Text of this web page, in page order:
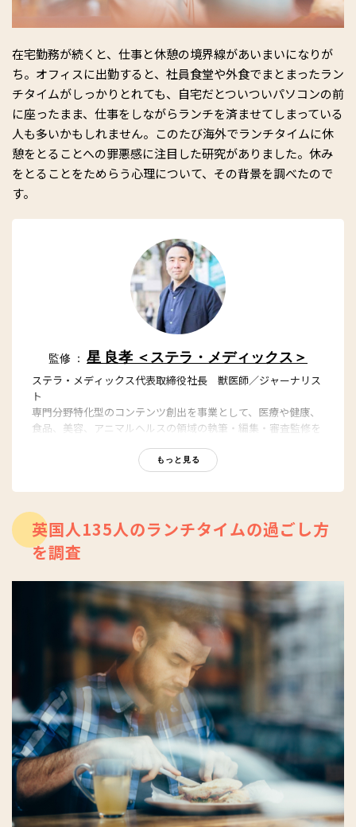
在宅勤務が続くと、仕事と休憩の境界線があいまいになりが
ち。オフィスに出勤すると、社員食堂や外食でまとまったラン
チタイムがしっかりとれても、自宅だとついついパソコンの前
に座ったまま、仕事をしながらランチを済ませてしまっている
人も多いかもしれません。このたび海外でランチタイムに休
憩をとることへの罪悪感に注目した研究がありました。休み
をとることをためらう心理について、その背景を調べたので
す。
監修 ： 星 良孝 ＜ステラ・メディックス＞
ステラ・メディックス代表取締役社長 獣医師／ジャーナリス
ト
専門分野特化型のコンテンツ創出を事業として、医療や健康、
食品、美容、アニマルヘルスの領域の執筆・編集・審査監修を
聞社グループの日経BP社において「日経メディカル」「日経バ
イオテク」「日経ビジネス」の編集者、記者を務めた後、医療
ポータルサイト最大手のエムスリーなどを経て、2017年に会社
信。
YouTube：
https://youtube.com/@stellach
もっと見る
英国人135人のランチタイムの過ごし方
を調査